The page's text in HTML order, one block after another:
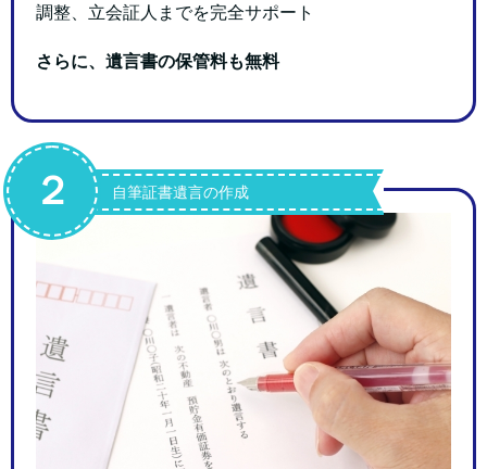
調整、立会証人までを完全サポート
さらに、遺言書の保管料も無料
自筆証書遺言の作成
２